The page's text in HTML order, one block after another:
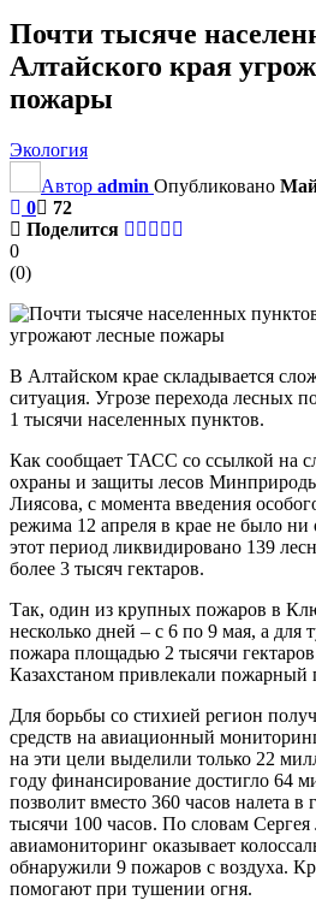
Почти тысяче
Алтайского края
пожары
Экология
Автор admin Опубликовано Май
0
72
Поделится
0
(0)
В Алтайском крае складывается
ситуация. Угрозе перехода лесных
1 тысячи населенных пунктов.
Как сообщает ТАСС со ссылкой на
охраны и защиты лесов
Лиясова, с момента введения
режима 12 апреля в крае не было ни
этот период ликвидировано 139
более 3 тысяч гектаров.
Так, один из крупных пожаров в
несколько дней – с 6 по 9 мая, а для
пожара площадью 2 тысячи
Казахстаном привлекали пожарный
Для борьбы со стихией регион
средств на авиационный
на эти цели выделили только 22
году финансирование достигло 64
позволит вместо 360 часов налета в
тысячи 100 часов. По словам Сергея
авиамониторинг оказывает
обнаружили 9 пожаров с воздуха.
помогают при тушении огня.